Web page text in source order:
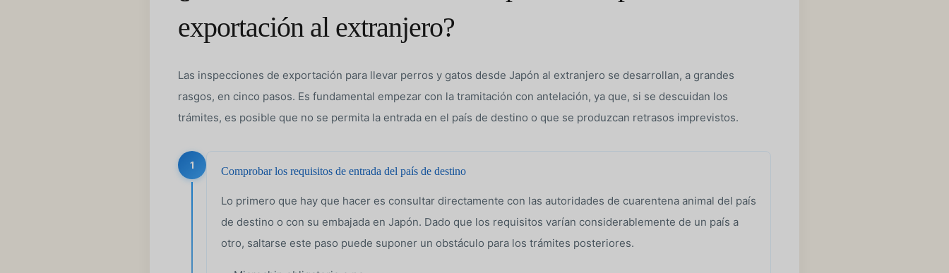
exportación al extranjero?
Las inspecciones de exportación para llevar perros y gatos desde Japón al extranjero se desarrollan, a grandes
rasgos, en cinco pasos. Es fundamental empezar con la tramitación con antelación, ya que, si se descuidan los
trámites, es posible que no se permita la entrada en el país de destino o que se produzcan retrasos imprevistos.
1 Comprobar los requisitos de entrada del país de destino
Lo primero que hay que hacer es consultar directamente con las autoridades de cuarentena animal del país
de destino o con su embajada en Japón. Dado que los requisitos varían considerablemente de un país a
otro, saltarse este paso puede suponer un obstáculo para los trámites posteriores.